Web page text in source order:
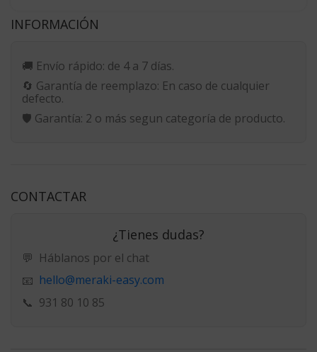
INFORMACIÓN
🚚 Envío rápido: de 4 a 7 días.
🔄 Garantía de reemplazo: En caso de cualquier
defecto.
🛡️ Garantía: 2 o más segun categoría de producto.
CONTACTAR
¿Tienes dudas?
💬 Háblanos por el chat
📧 hello@meraki-easy.com
📞 931 80 10 85